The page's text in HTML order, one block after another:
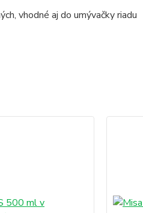
vhodné aj do umývačky riadu